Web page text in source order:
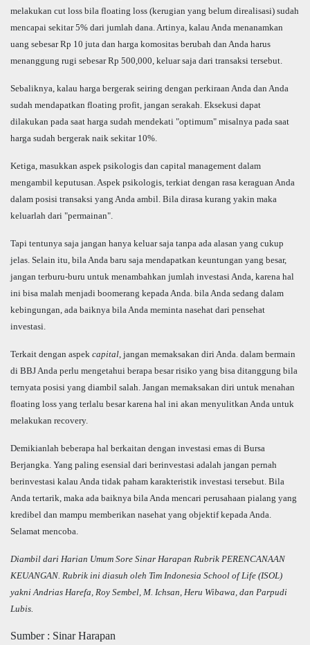
melakukan cut loss bila floating loss (kerugian yang belum direalisasi) sudah
mencapai sekitar 5% dari jumlah dana. Artinya, kalau Anda menanamkan
uang sebesar Rp 10 juta dan harga komositas berubah dan Anda harus
menanggung rugi sebesar Rp 500,000, keluar saja dari transaksi tersebut.
Sebaliknya, kalau harga bergerak seiring dengan perkiraan Anda dan Anda
sudah mendapatkan floating profit, jangan serakah. Eksekusi dapat
dilakukan pada saat harga sudah mendekati "optimum" misalnya pada saat
harga sudah bergerak naik sekitar 10%.
Ketiga, masukkan aspek psikologis dan capital management dalam
mengambil keputusan. Aspek psikologis, terkiat dengan rasa keraguan Anda
dalam posisi transaksi yang Anda ambil. Bila dirasa kurang yakin maka
keluarlah dari "permainan".
Tapi tentunya saja jangan hanya keluar saja tanpa ada alasan yang cukup
jelas. Selain itu, bila Anda baru saja mendapatkan keuntungan yang besar,
jangan terburu-buru untuk menambahkan jumlah investasi Anda, karena hal
ini bisa malah menjadi boomerang kepada Anda. bila Anda sedang dalam
kebingungan, ada baiknya bila Anda meminta nasehat dari pensehat
investasi.
Terkait dengan aspek capital , jangan memaksakan diri Anda. dalam bermain
di BBJ Anda perlu mengetahui berapa besar risiko yang bisa ditanggung bila
ternyata posisi yang diambil salah. Jangan memaksakan diri untuk menahan
floating loss yang terlalu besar karena hal ini akan menyulitkan Anda untuk
melakukan recovery.
Demikianlah beberapa hal berkaitan dengan investasi emas di Bursa
Berjangka. Yang paling esensial dari berinvestasi adalah jangan pernah
berinvestasi kalau Anda tidak paham karakteristik investasi tersebut. Bila
Anda tertarik, maka ada baiknya bila Anda mencari perusahaan pialang yang
kredibel dan mampu memberikan nasehat yang objektif kepada Anda.
Selamat mencoba.
Diambil dari Harian Umum Sore Sinar Harapan Rubrik PERENCANAAN
KEUANGAN. Rubrik ini diasuh oleh Tim Indonesia School of Life (ISOL)
yakni Andrias Harefa, Roy Sembel, M. Ichsan, Heru Wibawa, dan Parpudi
Lubis.
Sumber : Sinar Harapan